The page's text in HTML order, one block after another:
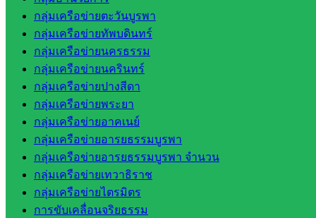
กลุ่มเครือข่ายตะวันบูรพา
กลุ่มเครือข่ายทัพบดินทร์
กลุ่มเครือข่ายนครธรรม
กลุ่มเครือข่ายนครินทร์
กลุ่มเครือข่ายปางสีดา
กลุ่มเครือข่ายพระยา
กลุ่มเครือข่ายอาคเนย์
กลุ่มเครือข่ายอารยธรรมบูรพา
กลุ่มเครือข่ายอารยธรรมบูรพา จำนวน
กลุ่มเครือข่ายเทวาธิราช
กลุ่มเครือข่ายไตรมิตร
การขับเคลื่อนจริยธรรม
สำนักงาน
กลุ่
มอำนวย
การ
กลุ่ม
บริหาร
งานงาน
เงินและ
สินทรัพย์
กลุ่มน